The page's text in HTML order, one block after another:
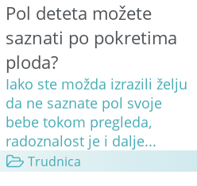
Pol deteta možete
saznati po pokretima
ploda?
Iako ste možda izrazili želju
da ne saznate pol svoje
bebe tokom pregleda,
radoznalost je i dalje...
Trudnica